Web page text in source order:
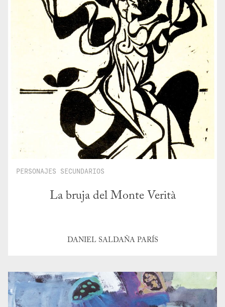
PERSONAJES SECUNDARIOS
La bruja del Monte Verità
DANIEL SALDAÑA PARÍS